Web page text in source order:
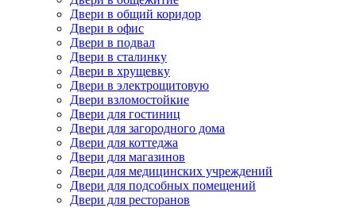
Двери в общий коридор
Двери в офис
Двери в подвал
Двери в сталинку
Двери в хрущевку
Двери в электрощитовую
Двери взломостойкие
Двери для гостиниц
Двери для загородного дома
Двери для коттеджа
Двери для магазинов
Двери для медицинских учреждений
Двери для подсобных помещений
Двери для ресторанов